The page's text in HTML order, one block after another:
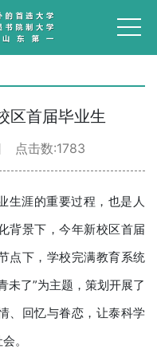
区首届毕业生
点击数:1783
生涯的重要过程，也是人
背景下，今年新校区首届
点下，学校完满教育系统
未了”为主题，策划开展了
、回忆与眷恋，让泰科学
。